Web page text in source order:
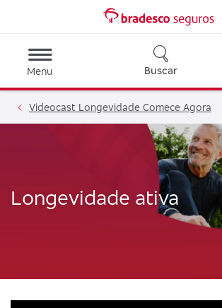
Menu Buscar
Videocast Longevidade Comece Agora
Longevidade ativa